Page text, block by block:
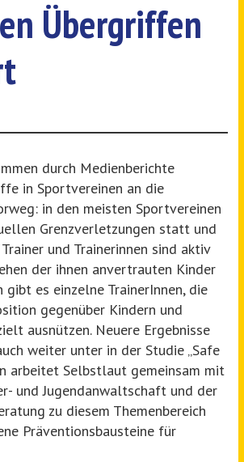
Übergriffen
durch Medienberichte
in Sportvereinen an die
in den meisten Sportvereinen
Grenzverletzungen statt und
und Trainerinnen sind aktiv
der ihnen anvertrauten Kinder
gibt es einzelne TrainerInnen, die
gegenüber Kindern und
ausnützen. Neuere Ergebnisse
weiter unter in der Studie „Safe
arbeitet Selbstlaut gemeinsam mit
und Jugendanwaltschaft und der
zu diesem Themenbereich
Präventionsbausteine für